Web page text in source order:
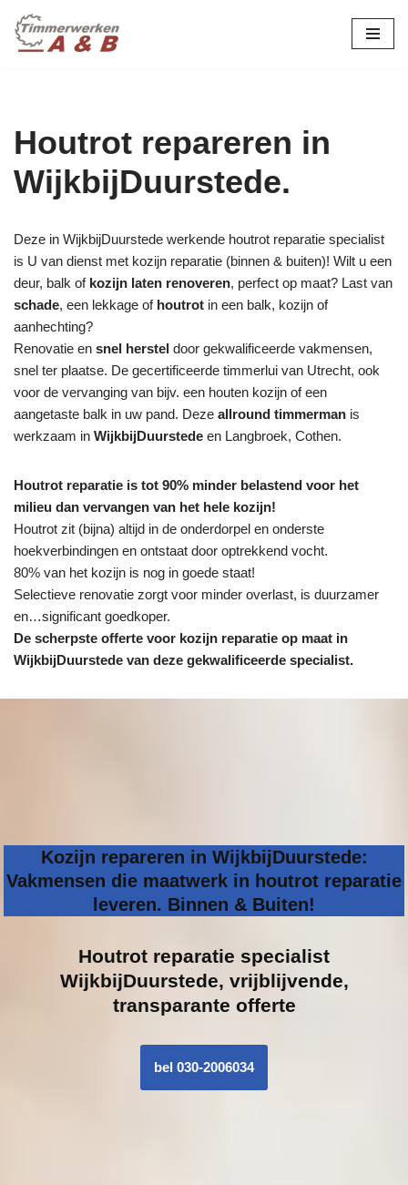
Ga
Houtrot repareren in
WijkbijDuurstede.
Deze in WijkbijDuurstede werkende houtrot reparatie specialist
is U van dienst met kozijn reparatie (binnen & buiten)! Wilt u een
deur, balk of kozijn laten renoveren, perfect op maat? Last van
schade, een lekkage of houtrot in een balk, kozijn of
aanhechting?
Renovatie en snel herstel door gekwalificeerde vakmensen,
snel ter plaatse. De gecertificeerde timmerlui van Utrecht, ook
voor de vervanging van bijv. een houten kozijn of een
aangetaste balk in uw pand. Deze allround timmerman is
werkzaam in WijkbijDuurstede en Langbroek, Cothen.
Houtrot reparatie is tot 90% minder belastend voor het
milieu dan vervangen van het hele kozijn!
Houtrot zit (bijna) altijd in de onderdorpel en onderste
hoekverbindingen en ontstaat door optrekkend vocht.
80% van het kozijn is nog in goede staat!
Selectieve renovatie zorgt voor minder overlast, is duurzamer
en…significant goedkoper.
De scherpste offerte voor kozijn reparatie op maat in
WijkbijDuurstede van deze gekwalificeerde specialist.
Kozijn repareren in WijkbijDuurstede:
Vakmensen die maatwerk in houtrot reparatie
leveren. Binnen & Buiten!
Houtrot reparatie specialist
WijkbijDuurstede, vrijblijvende,
transparante offerte
bel 030-2006034